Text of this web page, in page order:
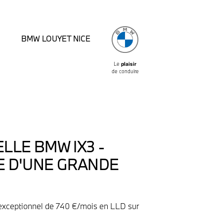
BMW LOUYET NICE
Le plaisir
de conduire
BMW IX3 -
D'UNE GRANDE
de 740 €/mois en LLD sur